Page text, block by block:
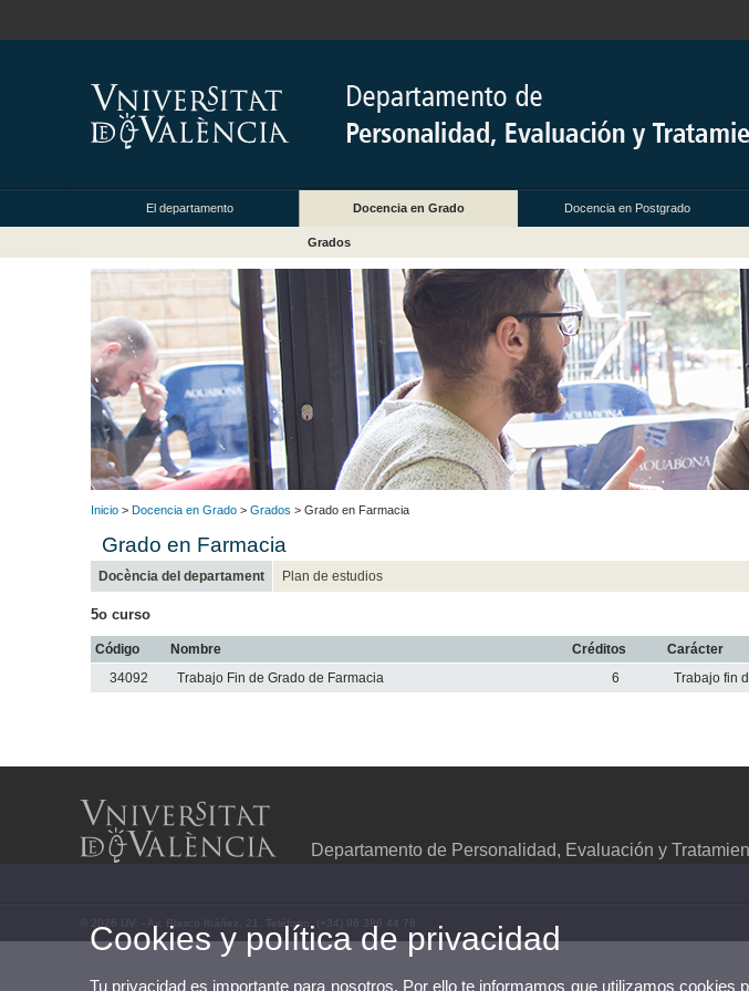
El departamento Docencia en Grado Docencia en Postgrado
Grados
Inicio > Docencia en Grado > Grados > Grado en Farmacia
Grado en Farmacia
Docència del departament Plan de estudios
5o curso
Código Nombre Créditos Carácter
34092 Trabajo Fin de Grado de Farmacia 6 Trabajo fin
Departamento de Personalidad, Evaluación y
© 2026 UV. - Av. Blasco Ibáñez, 21. Teléfono: (+34) 96 386 44 76
Cookies y política de privacidad
Tu privacidad es importante para nosotros. Por ello te informamos que utilizamos cookies